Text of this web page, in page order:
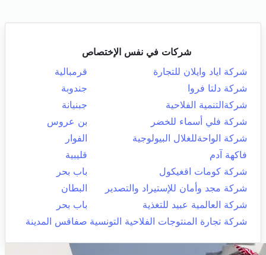
شركات في نفس الإختصاص
شركة اياد وايلان للتجارة
قرمبالية
شركة دلتا فروا
جندوبة
شركةالتنمية الفلاحية
جبنيانة
شركة فلي أسماء للخضر
بن عروس
شركة الواحةللغلال البيولوجية
الفوار
فاكهة آدم
قليبية
شركة كومات اقغيكول
باب بحر
شركة مجد وأمان للإستيراد والتصدير
البطان
شركة العالمية عبيد للتغذية
باب بحر
شركة تجارة المنتوجات الفلاحية التونسية صفاقس المدينة